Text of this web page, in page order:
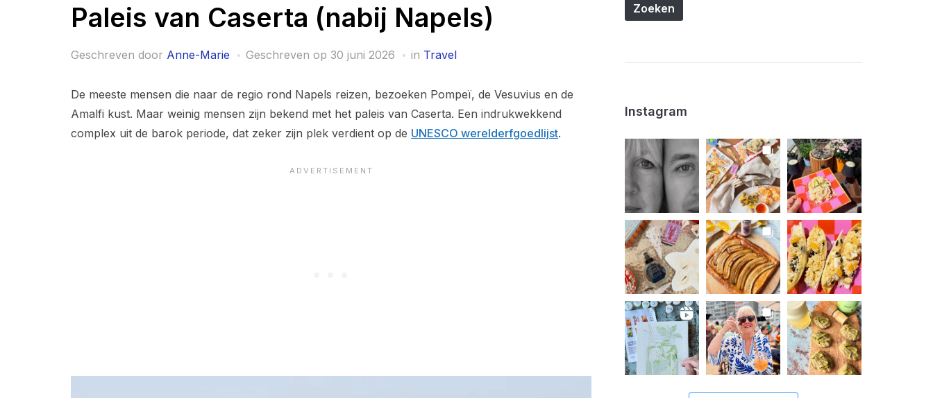
Paleis van Caserta (nabij Napels)
Geschreven door Anne-Marie Geschreven op 30 juni 2026 in Travel
De meeste mensen die naar de regio rond Napels reizen, bezoeken Pompeï, de Vesuvius en de
Amalfi kust. Maar weinig mensen zijn bekend met het paleis van Caserta. Een indrukwekkend
complex uit de barok periode, dat zeker zijn plek verdient op de UNESCO werelderfgoedlijst.
Instagram